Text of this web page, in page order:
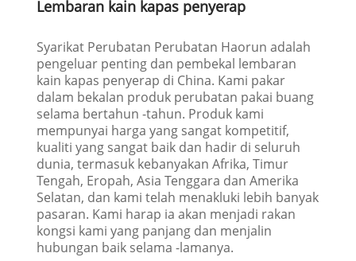
Lembaran kain kapas penyerap
Syarikat Perubatan Perubatan Haorun adalah
pengeluar penting dan pembekal lembaran
kain kapas penyerap di China. Kami pakar
dalam bekalan produk perubatan pakai buang
selama bertahun -tahun. Produk kami
mempunyai harga yang sangat kompetitif,
kualiti yang sangat baik dan hadir di seluruh
dunia, termasuk kebanyakan Afrika, Timur
Tengah, Eropah, Asia Tenggara dan Amerika
Selatan, dan kami telah menakluki lebih banyak
pasaran. Kami harap ia akan menjadi rakan
kongsi kami yang panjang dan menjalin
hubungan baik selama -lamanya.